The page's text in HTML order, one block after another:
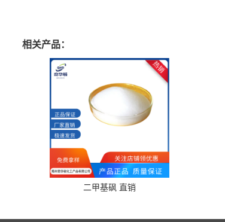
相关产品：
二甲基砜 直销